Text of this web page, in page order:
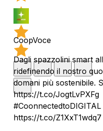
CoopVoce
Dagli spazzolini smart
ridefinendo il nostro
domani più sostenibile.
https://t.co/JogtLvPXFg
https://t.co/Z1XxT1wdq7